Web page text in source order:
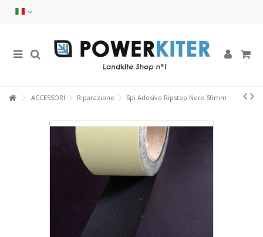
ACCESSORI Riparazione Spi Adesivo Ripstop Nero 50mm